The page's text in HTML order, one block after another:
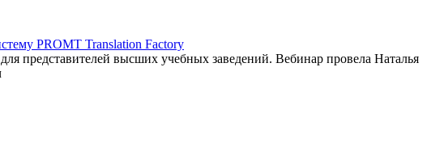
PROMT Translation Factory
представителей высших учебных заведений. Вебинар провела Наталья